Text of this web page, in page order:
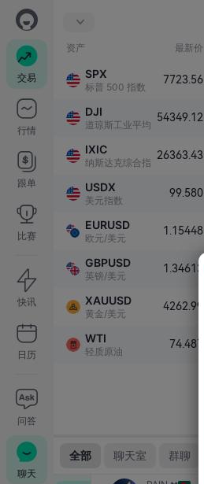
交易
行情
跟单
比赛
快讯
日历
问答
聊天
资产 最新价
SPX
标普 500 指数
7723.56
DJI
道琼斯工业平均指数
54349.12
IXIC
纳斯达克综合指数
26363.43
USDX
美元指数
99.580
EURUSD
欧元/美元
1.15448
GBPUSD
英镑/美元
1.34613
XAUUSD
黄金/美元
4262.99
WTI
轻质原油
74.487